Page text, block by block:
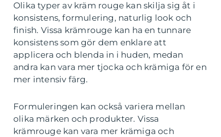
Olika typer av kräm rouge kan skilja sig åt i
konsistens, formulering, naturlig look och
finish. Vissa krämrouge kan ha en tunnare
konsistens som gör dem enklare att
applicera och blenda in i huden, medan
andra kan vara mer tjocka och krämiga för en
mer intensiv färg.
Formuleringen kan också variera mellan
olika märken och produkter. Vissa
krämrouge kan vara mer krämiga och